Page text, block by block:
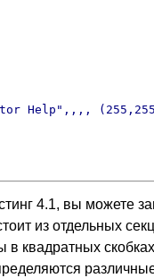
Help",,,,
4.1, вы можете
из отдельных
в квадратных